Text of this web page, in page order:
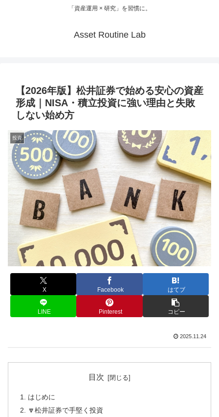
「資産運用 × 研究」を習慣に。
Asset Routine Lab
【2026年版】松井証券で始める安心の資産
形成｜NISA・積立投資に強い理由と失敗
しない始め方
投資
X Facebook はてブ
LINE Pinterest コピー
2025.11.24
目次
はじめに
🔽松井証券で手堅く投資